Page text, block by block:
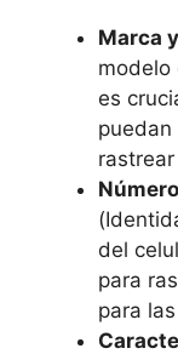
Marca
modelo
es
⁤del
para
para